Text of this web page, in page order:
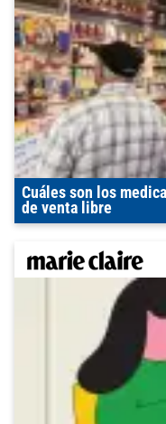
Cuáles son los
de venta libre